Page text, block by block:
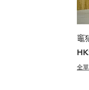
竈
價
全